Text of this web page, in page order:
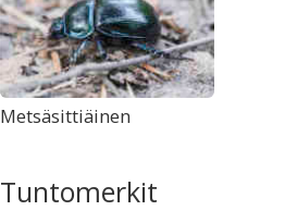
Metsäsittiäinen
Tuntomerkit